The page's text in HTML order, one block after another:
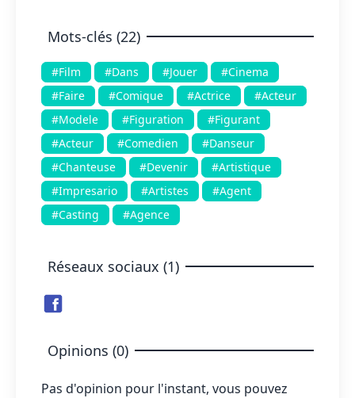
Mots-clés (22)
#Film #Dans #Jouer
#Cinema
#Faire
#Comique #Actrice
#Acteur
#Modele
#Figuration
#Figurant
#Acteur
#Comedien
#Danseur
#Chanteuse
#Devenir
#Artistique
#Impresario
#Artistes
#Agent
#Casting
#Agence
Réseaux sociaux (1)
Opinions (0)
Pas d'opinion pour l'instant, vous pouvez